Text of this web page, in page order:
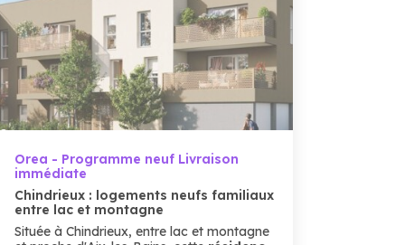
Orea - Programme neuf Livraison
immédiate
Chindrieux : logements neufs familiaux
entre lac et montagne
Située à Chindrieux, entre lac et montagne